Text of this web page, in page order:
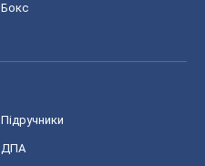
Бокс
Підручники
ДПА